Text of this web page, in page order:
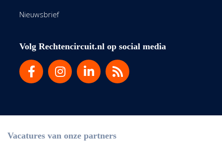
Nieuwsbrief
Volg Rechtencircuit.nl op social media
Vacatures van onze partners